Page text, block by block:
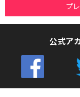
プ
公式ア